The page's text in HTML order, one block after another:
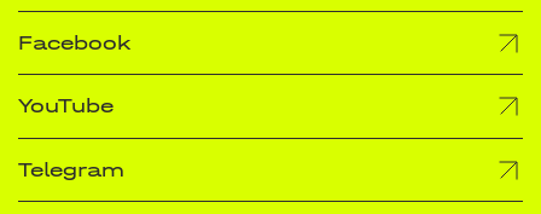
Facebook
YouTube
Telegram